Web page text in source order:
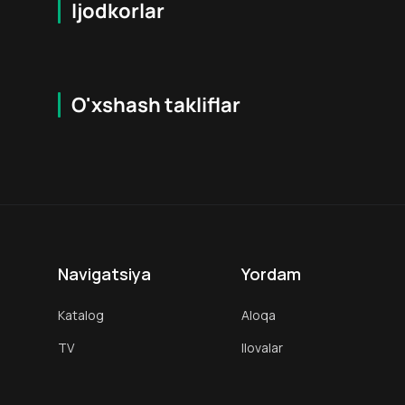
Ijodkorlar
O'xshash takliflar
Navigatsiya
Katalog
TV
Yordam
Aloqa
Ilovalar